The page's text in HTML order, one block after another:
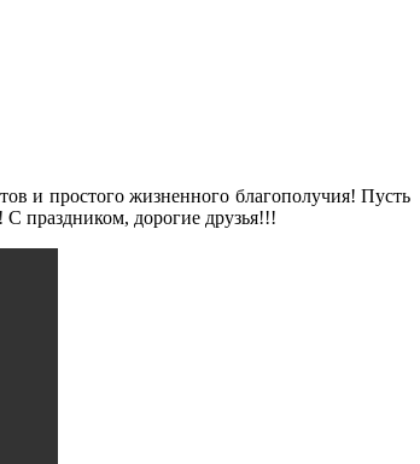
и простого жизненного благополучия! Пусть
праздником, дорогие друзья!!!